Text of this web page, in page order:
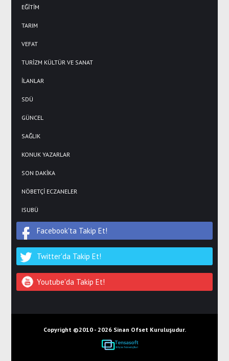
EĞİTİM
TARIM
VEFAT
TURİZM KÜLTÜR VE SANAT
İLANLAR
SDÜ
GÜNCEL
SAĞLIK
KONUK YAZARLAR
SON DAKİKA
NÖBETÇİ ECZANELER
ISUBÜ
Facebook'ta Takip Et!
Twitter'da Takip Et!
Youtube'da Takip Et!
Copyright ©2010 - 2026 Sinan Ofset Kuruluşudur.